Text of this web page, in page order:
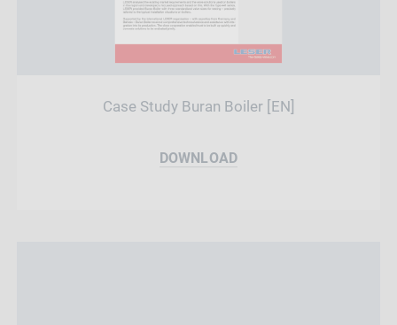
Case Study Buran Boiler [EN]
DOWNLOAD